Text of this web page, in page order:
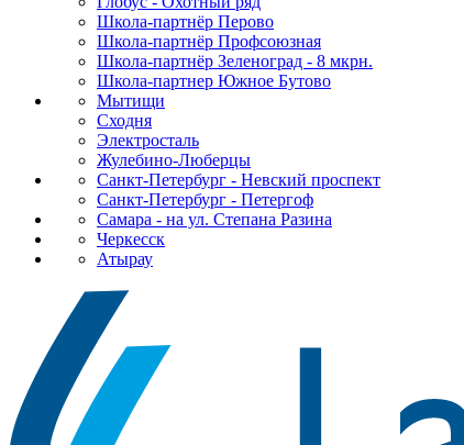
Школа-партнёр Перово
Школа-партнёр Профсоюзная
Школа-партнёр Зеленоград - 8 мкрн.
Школа-партнер Южное Бутово
Мытищи
Сходня
Электросталь
Жулебино-Люберцы
Санкт-Петербург - Невский проспект
Санкт-Петербург - Петергоф
Самара - на ул. Степана Разина
Черкесск
Атырау